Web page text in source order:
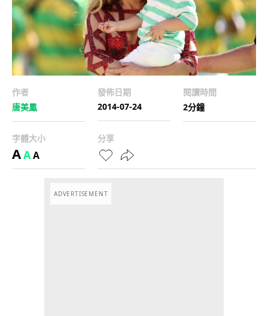
作者
唐美鳳
發佈日期
2014-07-24
閱讀時間
2分鐘
字體大小
AAA
分享
ADVERTISEMENT